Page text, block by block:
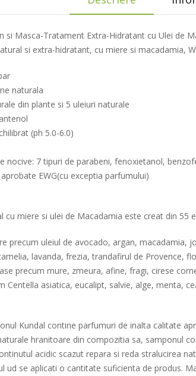
si Masca-Tratament Extra-Hidratant cu Ulei de
si extra-hidratant, cu miere si macadamia,
naturala
din plante si 5 uleiuri naturale
(ph 5.0-6.0)
nocive: 7 tipuri de parabeni, fenoxietanol,
EWG(cu exceptia parfumului)
cu miere si ulei de Macadamia este creat din 55
precum uleiul de avocado, argan, macadamia,
lavanda, frezia, trandafirul de Provence,
precum mure, zmeura, afine, fragi, cirese
Centella asiatica, eucalipt, salvie, alge, menta,
Kundal contine parfumuri de inalta calitate
hranitoare din compozitia sa, samponul
acidic scazut repara si reda stralucirea
ud se aplicati o cantitate suficienta de produs.